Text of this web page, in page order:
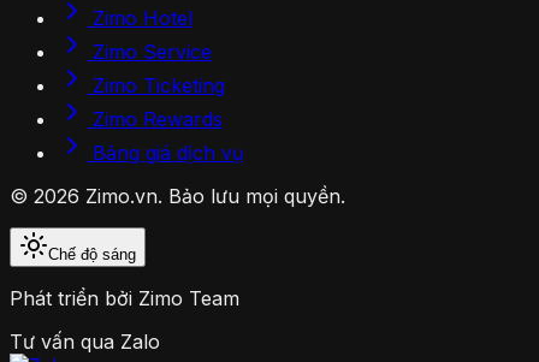
Zimo Hotel
Zimo Service
Zimo Ticketing
Zimo Rewards
Bảng giá dịch vụ
© 2026 Zimo.vn. Bảo lưu mọi quyền.
Chế độ sáng
Phát triển bởi Zimo Team
Tư vấn qua Zalo